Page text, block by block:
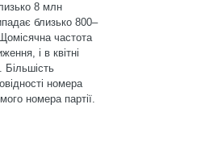
8 млн
близько 800–
частота
і в квітні
Більшість
номера
номера партії.